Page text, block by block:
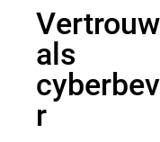
als
r